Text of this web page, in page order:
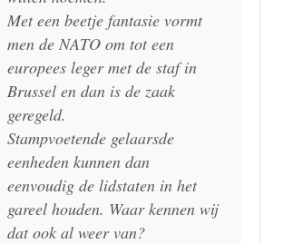
Met een beetje fantasie vormt
men de NATO om tot een
europees leger met de staf in
Brussel en dan is de zaak
geregeld.
Stampvoetende gelaarsde
eenheden kunnen dan
eenvoudig de lidstaten in het
gareel houden. Waar kennen wij
dat ook al weer van?